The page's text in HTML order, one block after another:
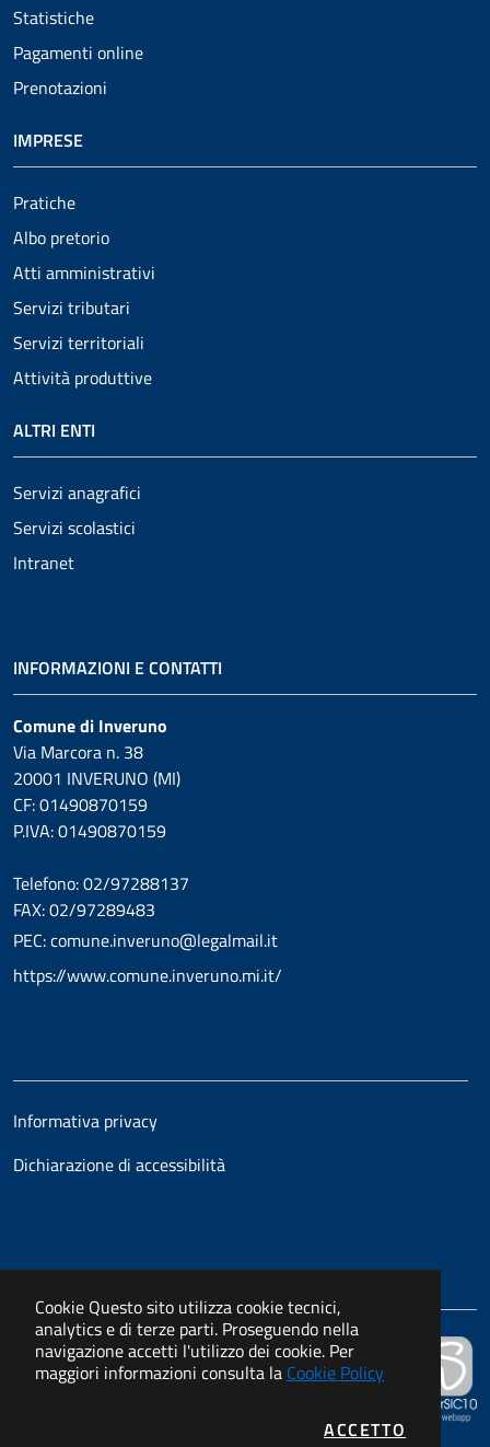
Cookie Questo sito utilizza cookie tecnici,
analytics e di terze parti. Proseguendo nella
navigazione accetti l'utilizzo dei cookie. Per
maggiori informazioni consulta la Cookie Policy
ACCETTO I
Statistiche
Pagamenti online
Prenotazioni
IMPRESE
Pratiche
Albo pretorio
Atti amministrativi
Servizi tributari
Servizi territoriali
Attività produttive
ALTRI ENTI
Servizi anagrafici
Servizi scolastici
Intranet
INFORMAZIONI E CONTATTI
Comune di Inveruno
Via Marcora n. 38
20001 INVERUNO (MI)
CF: 01490870159
P.IVA: 01490870159
Telefono: 02/97288137
FAX: 02/97289483
PEC: comune.inveruno@legalmail.it
https://www.comune.inveruno.mi.it/
Informativa privacy
Dichiarazione di accessibilità
Powered by
APKAPPA s.r.l.